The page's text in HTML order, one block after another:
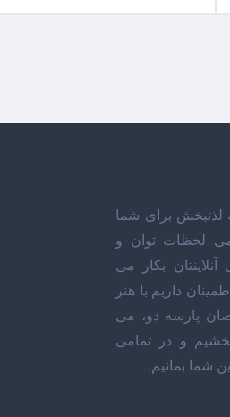
لذتبخش برای شما
در تمامی لحظات توان و
بکار می
داریم با هنر
پارسه دو، می
و در تمامی
شما بمانیم.